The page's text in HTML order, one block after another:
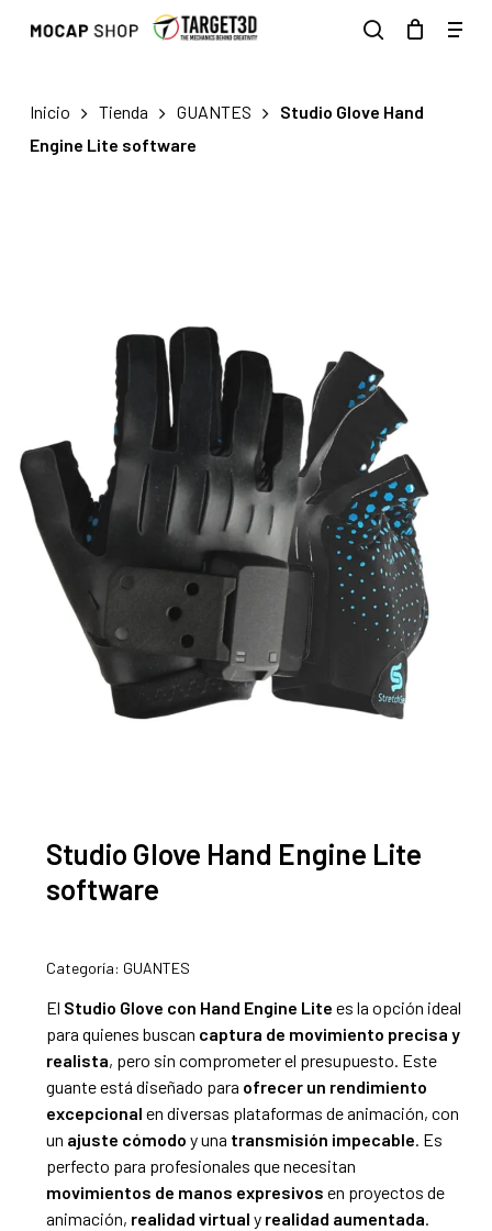
Menu
Inicio Tienda GUANTES
Studio Glove Hand
Engine Lite software
Studio Glove Hand Engine Lite
software
Categoría: GUANTES
El Studio Glove con Hand Engine Lite es la opción ideal
para quienes buscan captura de movimiento precisa y
realista, pero sin comprometer el presupuesto. Este
guante está diseñado para ofrecer un rendimiento
excepcional en diversas plataformas de animación, con
un ajuste cómodo y una transmisión impecable. Es
perfecto para profesionales que necesitan
movimientos de manos expresivos en proyectos de
animación, realidad virtual y realidad aumentada.